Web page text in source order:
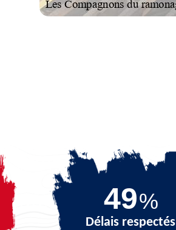
67%
Délais respectés